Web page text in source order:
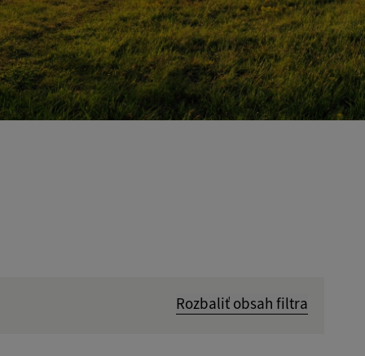
Rozbaliť obsah filtra